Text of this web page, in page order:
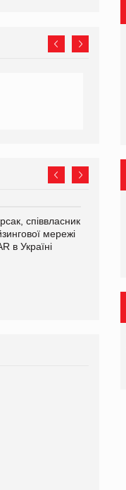
співвласник
мережі
в Україні